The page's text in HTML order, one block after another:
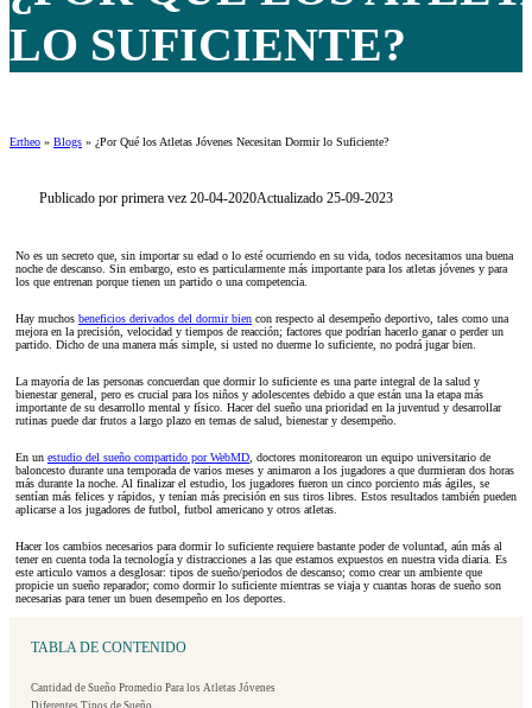
LO SUFICIENTE?
Ertheo » Blogs » ¿Por Qué los Atletas Jóvenes Necesitan Dormir lo Suficiente?
Publicado por primera vez 20-04-2020Actualizado 25-09-2023
No es un secreto que, sin importar su edad o lo esté ocurriendo en su vida, todos necesitamos una buena
noche de descanso. Sin embargo, esto es particularmente más importante para los atletas jóvenes y para
los que entrenan porque tienen un partido o una competencia.
Hay muchos beneficios derivados del dormir bien con respecto al desempeño deportivo, tales como una
mejora en la precisión, velocidad y tiempos de reacción; factores que podrían hacerlo ganar o perder un
partido. Dicho de una manera más simple, si usted no duerme lo suficiente, no podrá jugar bien.
La mayoría de las personas concuerdan que dormir lo suficiente es una parte integral de la salud y
bienestar general, pero es crucial para los niños y adolescentes debido a que están una la etapa más
importante de su desarrollo mental y físico. Hacer del sueño una prioridad en la juventud y desarrollar
rutinas puede dar frutos a largo plazo en temas de salud, bienestar y desempeño.
En un estudio del sueño compartido por WebMD , doctores monitorearon un equipo universitario de
baloncesto durante una temporada de varios meses y animaron a los jugadores a que durmieran dos horas
más durante la noche. Al finalizar el estudio, los jugadores fueron un cinco porciento más ágiles, se
sentían más felices y rápidos, y tenían más precisión en sus tiros libres. Estos resultados también pueden
aplicarse a los jugadores de futbol, futbol americano y otros atletas.
Hacer los cambios necesarios para dormir lo suficiente requiere bastante poder de voluntad, aún más al
tener en cuenta toda la tecnología y distracciones a las que estamos expuestos en nuestra vida diaria. Es
este articulo vamos a desglosar: tipos de sueño/periodos de descanso; como crear un ambiente que
propicie un sueño reparador; como dormir lo suficiente mientras se viaja y cuantas horas de sueño son
necesarias para tener un buen desempeño en los deportes.
TABLA DE CONTENIDO
Cantidad de Sueño Promedio Para los Atletas Jóvenes